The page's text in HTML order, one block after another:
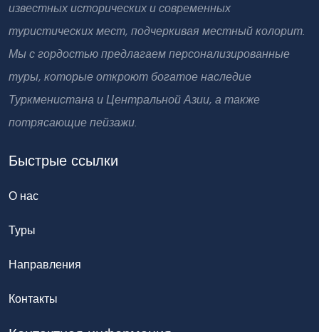
известных исторических и современных
туристических мест, подчеркивая местный колорит.
Мы с гордостью предлагаем персонализированные
туры, которые откроют богатое наследие
Туркменистана и Центральной Азии, а также
потрясающие пейзажи.
Быстрые ссылки
О нас
Туры
Направления
Контакты